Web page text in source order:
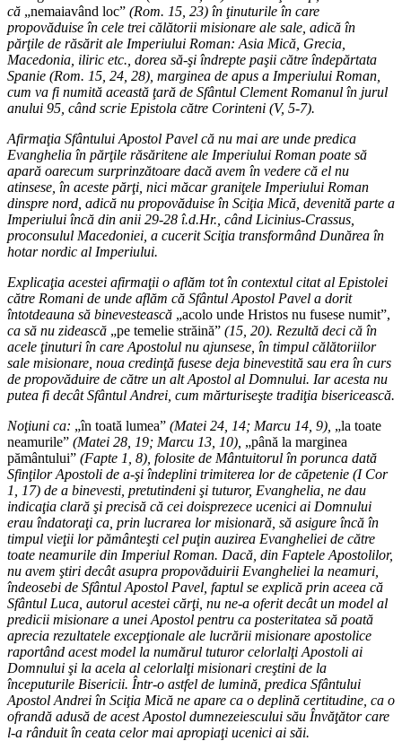
că „nemaiavând loc” (Rom. 15, 23) în ţinuturile în care
propovăduise în cele trei călătorii misionare ale sale, adică în
părţile de răsărit ale Imperiului Roman: Asia Mică, Grecia,
Macedonia, iliric etc., dorea să-şi îndrepte paşii către îndepărtata
Spanie (Rom. 15, 24, 28), marginea de apus a Imperiului Roman,
cum va fi numită această ţară de Sfântul Clement Romanul în jurul
anului 95, când scrie Epistola către Corinteni (V, 5-7).
Afirmaţia Sfântului Apostol Pavel că nu mai are unde predica
Evanghelia în părţile răsăritene ale Imperiului Roman poate să
apară oarecum surprinzătoare dacă avem în vedere că el nu
atinsese, în aceste părţi, nici măcar graniţele Imperiului Roman
dinspre nord, adică nu propovăduise în Sciţia Mică, devenită parte a
Imperiului încă din anii 29-28 î.d.Hr., când Licinius-Crassus,
proconsulul Macedoniei, a cucerit Sciţia transformând Dunărea în
hotar nordic al Imperiului.
Explicaţia acestei afirmaţii o aflăm tot în contextul citat al Epistolei
către Romani de unde aflăm că Sfântul Apostol Pavel a dorit
întotdeauna să binevestească „acolo unde Hristos nu fusese numit”,
ca să nu zidească „pe temelie străină” (15, 20). Rezultă deci că în
acele ţinuturi în care Apostolul nu ajunsese, în timpul călătoriilor
sale misionare, noua credinţă fusese deja binevestită sau era în curs
de propovăduire de către un alt Apostol al Domnului. Iar acesta nu
putea fi decât Sfântul Andrei, cum mărturiseşte tradiţia bisericească.
Noţiuni ca: „în toată lumea” (Matei 24, 14; Marcu 14, 9), „la toate
neamurile” (Matei 28, 19; Marcu 13, 10), „până la marginea
pământului” (Fapte 1, 8), folosite de Mântuitorul în porunca dată
Sfinţilor Apostoli de a-şi îndeplini trimiterea lor de căpetenie (I Cor
1, 17) de a binevesti, pretutindeni şi tuturor, Evanghelia, ne dau
indicaţia clară şi precisă că cei doisprezece ucenici ai Domnului
erau îndatoraţi ca, prin lucrarea lor misionară, să asigure încă în
timpul vieţii lor pământeşti cel puţin auzirea Evangheliei de către
toate neamurile din Imperiul Roman. Dacă, din Faptele Apostolilor,
nu avem ştiri decât asupra propovăduirii Evangheliei la neamuri,
îndeosebi de Sfântul Apostol Pavel, faptul se explică prin aceea că
Sfântul Luca, autorul acestei cărţi, nu ne-a oferit decât un model al
predicii misionare a unei Apostol pentru ca posteritatea să poată
aprecia rezultatele excepţionale ale lucrării misionare apostolice
raportând acest model la numărul tuturor celorlalţi Apostoli ai
Domnului şi la acela al celorlalţi misionari creştini de la
începuturile Bisericii. Într-o astfel de lumină, predica Sfântului
Apostol Andrei în Sciţia Mică ne apare ca o deplină certitudine, ca o
ofrandă adusă de acest Apostol dumnezeiescului său Învăţător care
l-a rânduit în ceata celor mai apropiaţi ucenici ai săi.